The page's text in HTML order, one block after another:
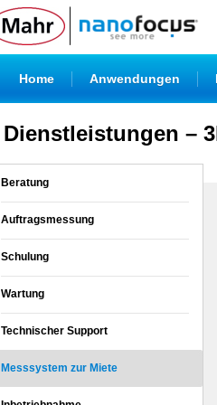
Home Anwendungen
Dienstleistungen –
Beratung
Auftragsmessung
Schulung
Wartung
Technischer Support
Messsystem zur Miete